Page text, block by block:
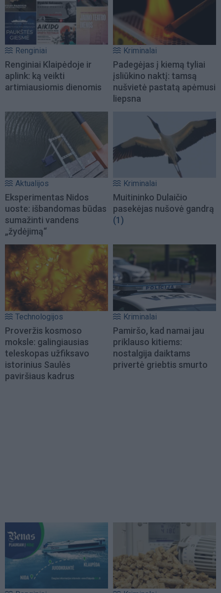
Renginiai
Renginiai Klaipėdoje ir
aplink: ką veikti
artimiausiomis dienomis
Kriminalai
Padegėjas į kiemą tyliai
įsliūkino naktį: tamsą
nušvietė pastatą apėmusi
liepsna
Aktualijos
Eksperimentas Nidos
uoste: išbandomas būdas
sumažinti vandens
„žydėjimą“
Kriminalai
Muitininko Dulaičio
pasekėjas nušovė gandrą
(1)
Technologijos
Proveržis kosmoso
moksle: galingiausias
teleskopas užfiksavo
istorinius Saulės
paviršiaus kadrus
Kriminalai
Pamiršo, kad namai jau
priklauso kitiems:
nostalgija daiktams
privertė griebtis smurto